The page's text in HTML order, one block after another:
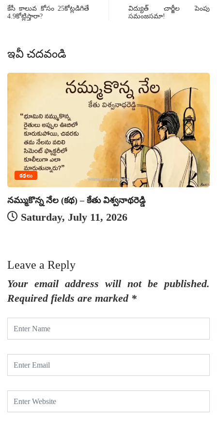
కేసీ కాలువ కోసం 25కోట్లడిగితే
4.9కోట్లిస్తారా?
విద్యుత్ చార్జీల పెంపు
సమంజసమా!
ఇవీ చదవండి
కథలు
నమ్ముకొన్న నేల (కథ) – కేతు విశ్వనాథరెడ్డి
Saturday, July 11, 2026
Leave a Reply
Your email address will not be published.
Required fields are marked *